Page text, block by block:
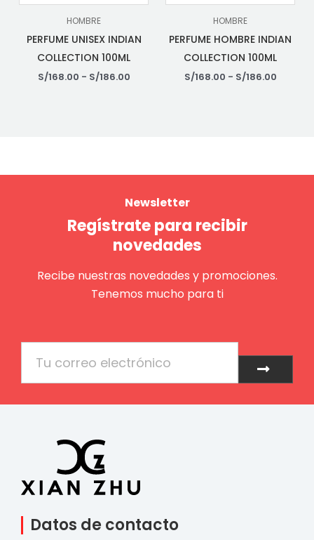
HOMBRE
PERFUME UNISEX INDIAN
COLLECTION 100ML
S/168.00 - S/186.00
HOMBRE
PERFUME HOMBRE INDIAN
COLLECTION 100ML
S/168.00 - S/186.00
Newsletter
Regístrate para recibir
novedades
Recibe nuestras novedades y promociones.
Tenemos mucho para ti
Enviar
Datos de contacto